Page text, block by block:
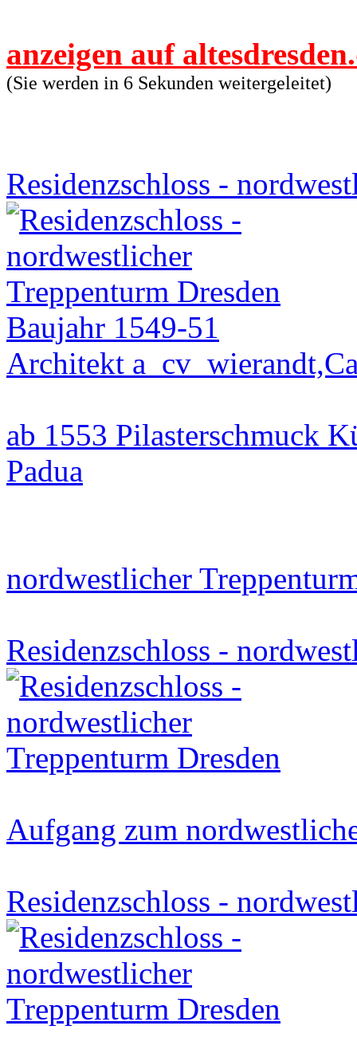
anzeigen auf
(Sie werden in 5 Sekunden weitergeleitet)
Residenzschloss -
Baujahr 1549-51
Architekt
ab 1553 Pilasterschmuck
Padua
nordwestlicher
Residenzschloss -
Aufgang zum
Residenzschloss -